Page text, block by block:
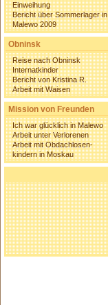
Einweihung
Bericht über Sommerlager in
Malewo 2009
Obninsk
Reise nach Obninsk
Internatkinder
Bericht von Kristina R.
Arbeit mit Waisen
Mission von Freunden
Ich war glücklich in Malewo
Arbeit unter Verlorenen
Arbeit mit Obdachlosen-
kindern in Moskau